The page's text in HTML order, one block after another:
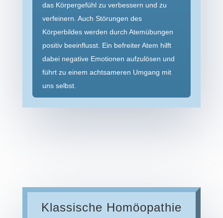
das Körpergefühl zu verbessern und zu
verfeinern. Auch Störungen des
Körperbildes werden durch Atemübungen
positiv beeinflusst. Ein befreiter Atem hilft
dabei negative Emotionen aufzulösen und
führt zu einem achtsameren Umgang mit
uns selbst.
Klassische Homöopathie